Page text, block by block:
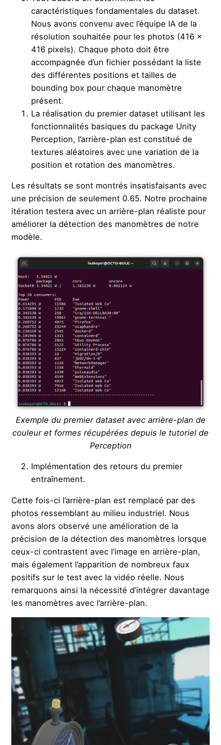
caractéristiques fondamentales du dataset.
Nous avons convenu avec l’équipe IA de la
résolution souhaitée pour les photos (416 x
416 pixels). Chaque photo doit être
accompagnée d’un fichier possédant la liste
des différentes positions et tailles de
bounding box pour chaque manomètre
présent.
La réalisation du premier dataset utilisant les
fonctionnalités basiques du package Unity
Perception, l’arrière-plan est constitué de
textures aléatoires avec une variation de la
position et rotation des manomètres.
Les résultats se sont montrés insatisfaisants avec
une précision de seulement 0.65. Notre prochaine
itération testera avec un arrière-plan réaliste pour
améliorer la détection des manomètres de notre
modèle.
Exemple du premier dataset avec arrière-plan de
couleur et formes récupérées depuis le tutoriel de
Perception
Implémentation des retours du premier
entraînement.
Cette fois-ci l’arrière-plan est remplacé par des
photos ressemblant au milieu industriel. Nous
avons alors observé une amélioration de la
précision de la détection des manomètres lorsque
ceux-ci contrastent avec l’image en arrière-plan,
mais également l’apparition de nombreux faux
positifs sur le test avec la vidéo réelle. Nous
remarquons ainsi la nécessité d’intégrer davantage
les manomètres avec l’arrière-plan.